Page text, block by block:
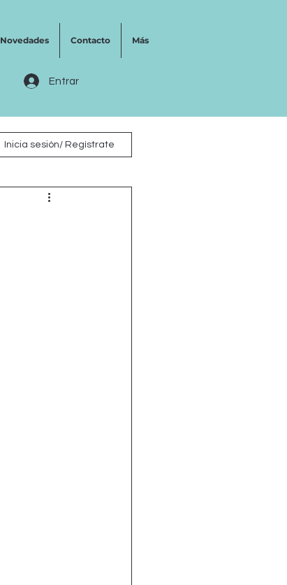
Novedades Contacto Más
Entrar
Inicia sesión/ Regístrate